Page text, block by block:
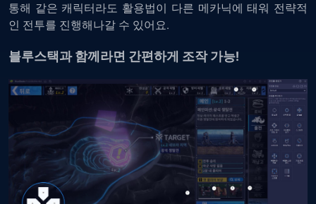
통해 같은 캐릭터라도 활용법이 다른 메카닉에 태워 전략적
인 전투를 진행해나갈 수 있어요.
블루스택과 함께라면 간편하게 조작 가능!